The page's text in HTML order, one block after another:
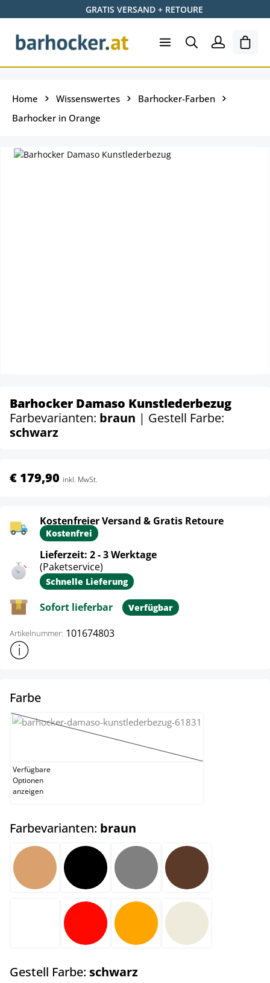
Zum Hauptinhalt springenGRATIS VERSAND + RETOURE
Home Wissenswertes
Barhocker-Farben
Barhocker in Orange
Barhocker Damaso Kunstlederbezug
Farbevarianten: braun | Gestell Farbe:
schwarz
€ 179,90 inkl. MwSt.
Kostenfreier Versand & Gratis Retoure
Kostenfrei
Lieferzeit: 2 - 3 Werktage
(Paketservice)
Schnelle Lieferung
Sofort lieferbar Verfügbar
Artikelnummer: 101674803
Weitere Produktinformationen anzeigen
Farbeauswählen
grün
(Diese Option ist zurzeit nicht verfügbar.)
Verfügbare
Optionen
anzeigen
Farbevarianten: braun
hellbraun schwarz braun
orange creme
Gestell Farbe: schwarzauswählen